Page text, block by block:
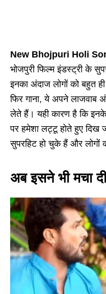
New Bhojpuri Holi
भोजपुरी फिल्म इंडस्ट्री के
इनका अंदाज लोगों को बहुत
फिर गाना, ये अपने लाजवाब
लेते हैं। यही कारण है कि
पर हमेशा लट्टू होते हुए दिख
सुपरहिट हो चुके हैं और लोगों
अब इसने भी मचा